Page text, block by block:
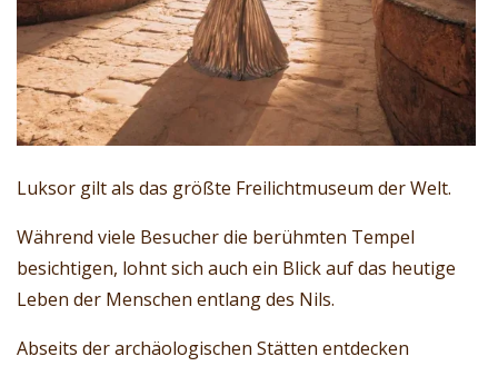
Luksor gilt als das größte Freilichtmuseum der Welt.
Während viele Besucher die berühmten Tempel
besichtigen, lohnt sich auch ein Blick auf das heutige
Leben der Menschen entlang des Nils.
Abseits der archäologischen Stätten entdecken